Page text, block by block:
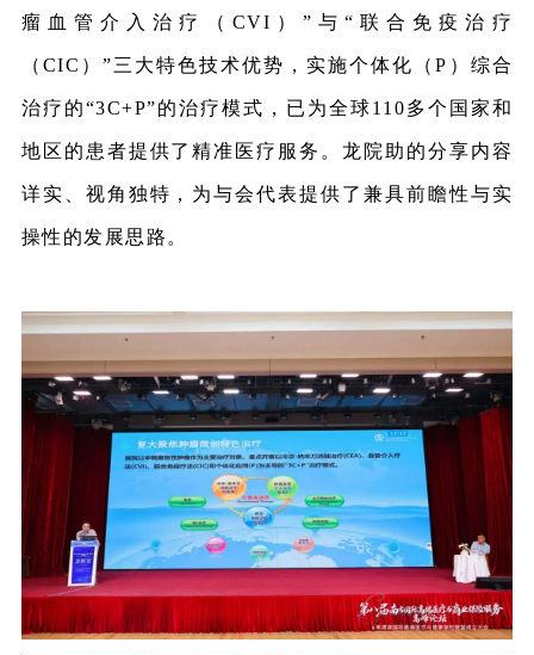
瘤血管介入治疗（CVI）”与“联合免疫治疗
（CIC）”三大特色技术优势，实施个体化（P）综合
治疗的“3C+P”的治疗模式，已为全球110多个国家和
地区的患者提供了精准医疗服务。龙院助的分享内容
详实、视角独特，为与会代表提供了兼具前瞻性与实
操性的发展思路。